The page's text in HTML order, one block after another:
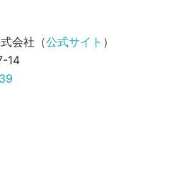
会社（公式サイト ）
14